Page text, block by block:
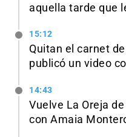
aquella tarde que
15:12
Quitan el carnet
publicó un video
14:43
Vuelve La Oreja
con Amaia